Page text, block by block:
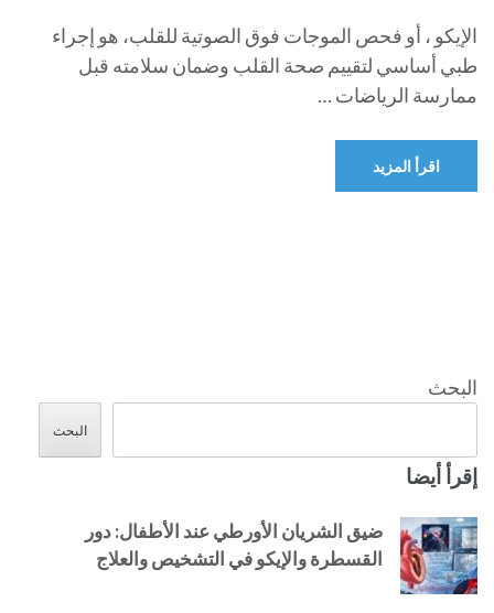
الإيكو ، أو فحص الموجات فوق الصوتية للقلب، هو إجراء
طبي أساسي لتقييم صحة القلب وضمان سلامته قبل
ممارسة الرياضات …
اقرأ المزيد
البحث
البحث
إقرأ أيضا
ضيق الشريان الأورطي عند الأطفال: دور
القسطرة والإيكو في التشخيص والعلاج